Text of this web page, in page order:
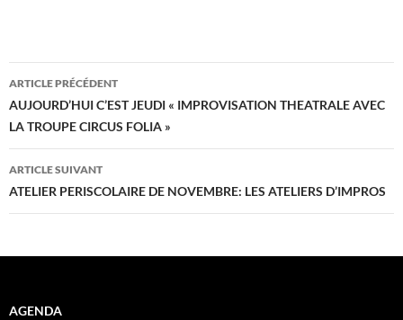
Navigation
des
articles
ARTICLE PRÉCÉDENT
AUJOURD’HUI C’EST JEUDI « IMPROVISATION THEATRALE AVEC
LA TROUPE CIRCUS FOLIA »
ARTICLE SUIVANT
ATELIER PERISCOLAIRE DE NOVEMBRE: LES ATELIERS D’IMPROS
AGENDA